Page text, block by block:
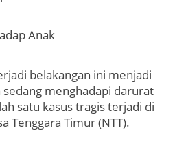
Anak
belakangan ini menjadi
menghadapi darurat
satu kasus tragis terjadi di
Tenggara Timur (NTT).